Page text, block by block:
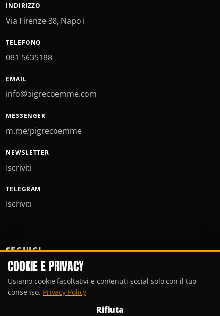
INDIRIZZO
Via Firenze 38, Napoli
TELEFONO
081 5635188
EMAIL
info@pigrecoemme.com
MESSENGER
m.me/pigrecoemme
NEWSLETTER
Iscriviti
TELEGRAM
Iscriviti
SEGUICI
COOKIE E PRIVACY
Usiamo cookie facoltativi e contenuti social solo con il tuo
consenso. Privacy Policy
Rifiuta